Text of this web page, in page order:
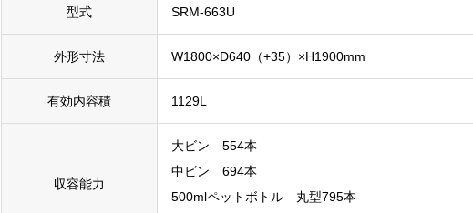
型式 SRM-663U
外形寸法 W1800×D640（+35）×H1900mm
有効内容積 1129L
収容能力
大ビン 554本
中ビン 694本
500mlペットボトル 丸型795本